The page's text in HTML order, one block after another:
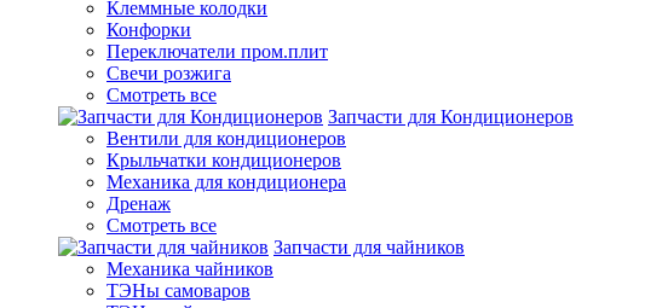
Клеммные колодки
Конфорки
Переключатели пром.плит
Свечи розжига
Смотреть все
Запчасти для Кондиционеров
Вентили для кондиционеров
Крыльчатки кондиционеров
Механика для кондиционера
Дренаж
Смотреть все
Запчасти для чайников
Механика чайников
ТЭНы самоваров